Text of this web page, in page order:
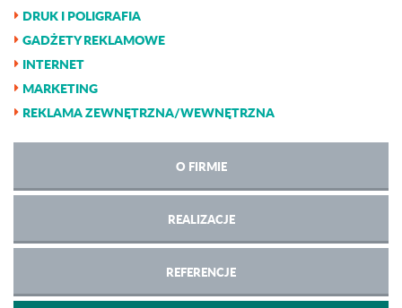
DRUK I POLIGRAFIA
GADŻETY REKLAMOWE
INTERNET
MARKETING
REKLAMA ZEWNĘTRZNA/WEWNĘTRZNA
O FIRMIE
REALIZACJE
REFERENCJE